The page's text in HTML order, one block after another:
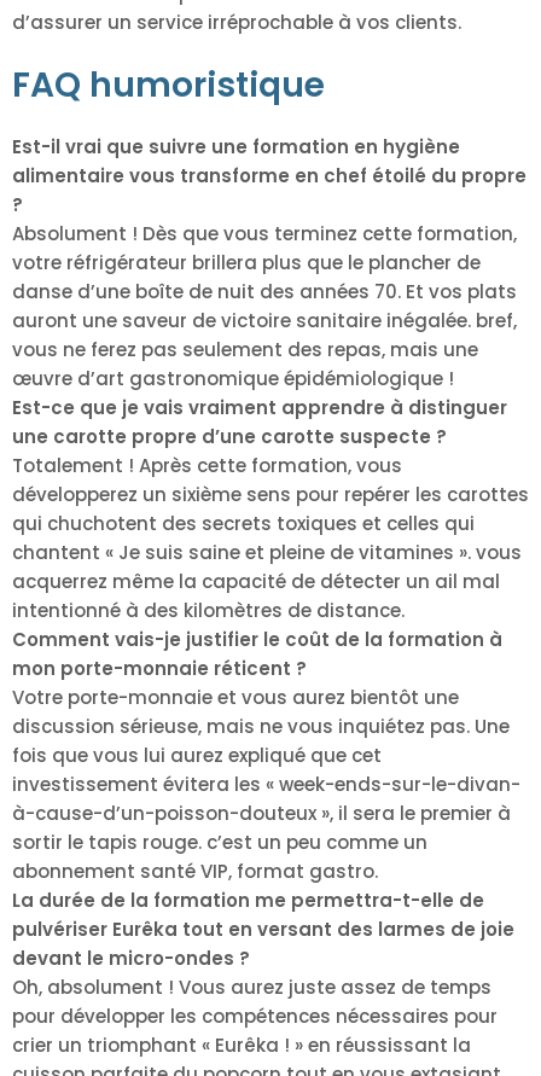
d’assurer un service irréprochable à vos clients.
FAQ humoristique
Est-il vrai que suivre une formation en hygiène
alimentaire vous transforme en chef étoilé du propre
?
Absolument ! Dès que vous terminez cette formation,
votre réfrigérateur brillera plus que le plancher de
danse d’une boîte de nuit des années 70. Et vos plats
auront une saveur de victoire sanitaire inégalée. bref,
vous ne ferez pas seulement des repas, mais une
œuvre d’art gastronomique épidémiologique !
Est-ce que je vais vraiment apprendre à distinguer
une carotte propre d’une carotte suspecte ?
Totalement ! Après cette formation, vous
développerez un sixième sens pour repérer les carottes
qui chuchotent des secrets toxiques et celles qui
chantent « Je suis saine et pleine de vitamines ». vous
acquerrez même la capacité de détecter un ail mal
intentionné à des kilomètres de distance.
Comment vais-je justifier le coût de la formation à
mon porte-monnaie réticent ?
Votre porte-monnaie et vous aurez bientôt une
discussion sérieuse, mais ne vous inquiétez pas. Une
fois que vous lui aurez expliqué que cet
investissement évitera les « week-ends-sur-le-divan-
à-cause-d’un-poisson-douteux », il sera le premier à
sortir le tapis rouge. c’est un peu comme un
abonnement santé VIP, format gastro.
La durée de la formation me permettra-t-elle de
pulvériser Eurêka tout en versant des larmes de joie
devant le micro-ondes ?
Oh, absolument ! Vous aurez juste assez de temps
pour développer les compétences nécessaires pour
crier un triomphant « Eurêka ! » en réussissant la